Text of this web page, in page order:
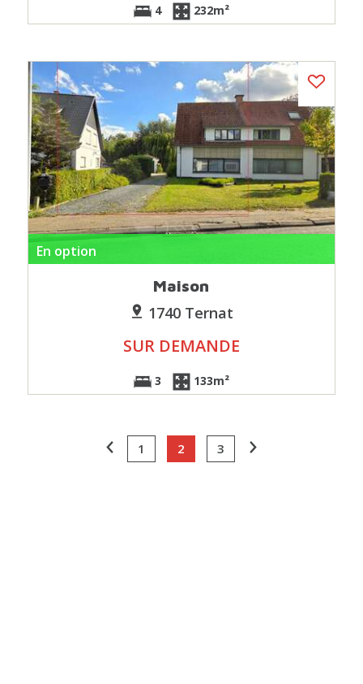
4 232m²
En option
Maison
1740 Ternat
SUR DEMANDE
3 133m²
1 2 3